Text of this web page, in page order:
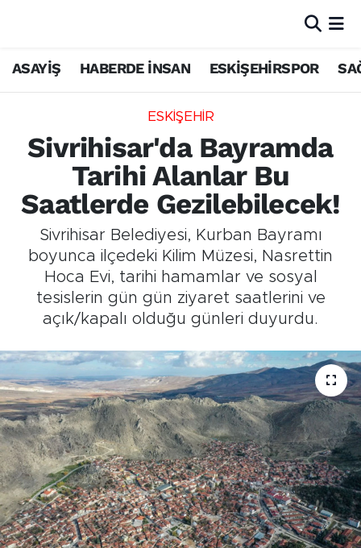
ASAYİŞ HABERDE İNSAN ESKİŞEHİRSPOR
ESKİŞEHİR
Sivrihisar'da Bayramda
Tarihi Alanlar Bu
Saatlerde Gezilebilecek!
Sivrihisar Belediyesi, Kurban Bayramı
boyunca ilçedeki Kilim Müzesi, Nasrettin
Hoca Evi, tarihi hamamlar ve sosyal
tesislerin gün gün ziyaret saatlerini ve
açık/kapalı olduğu günleri duyurdu.